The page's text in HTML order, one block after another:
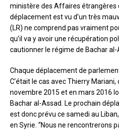
ministère des Affaires étrangères
déplacement est vu d’un très
(LR) ne comprend pas vraiment
qu’il va y avoir une récupération
cautionner le régime de Bachar al-
Chaque déplacement de
C’était le cas avec Thierry
novembre 2015 et en mars 2016
Bachar al-Assad. Le prochain
est donc prévu ce samedi au
en Syrie. “Nous ne rencontrerons